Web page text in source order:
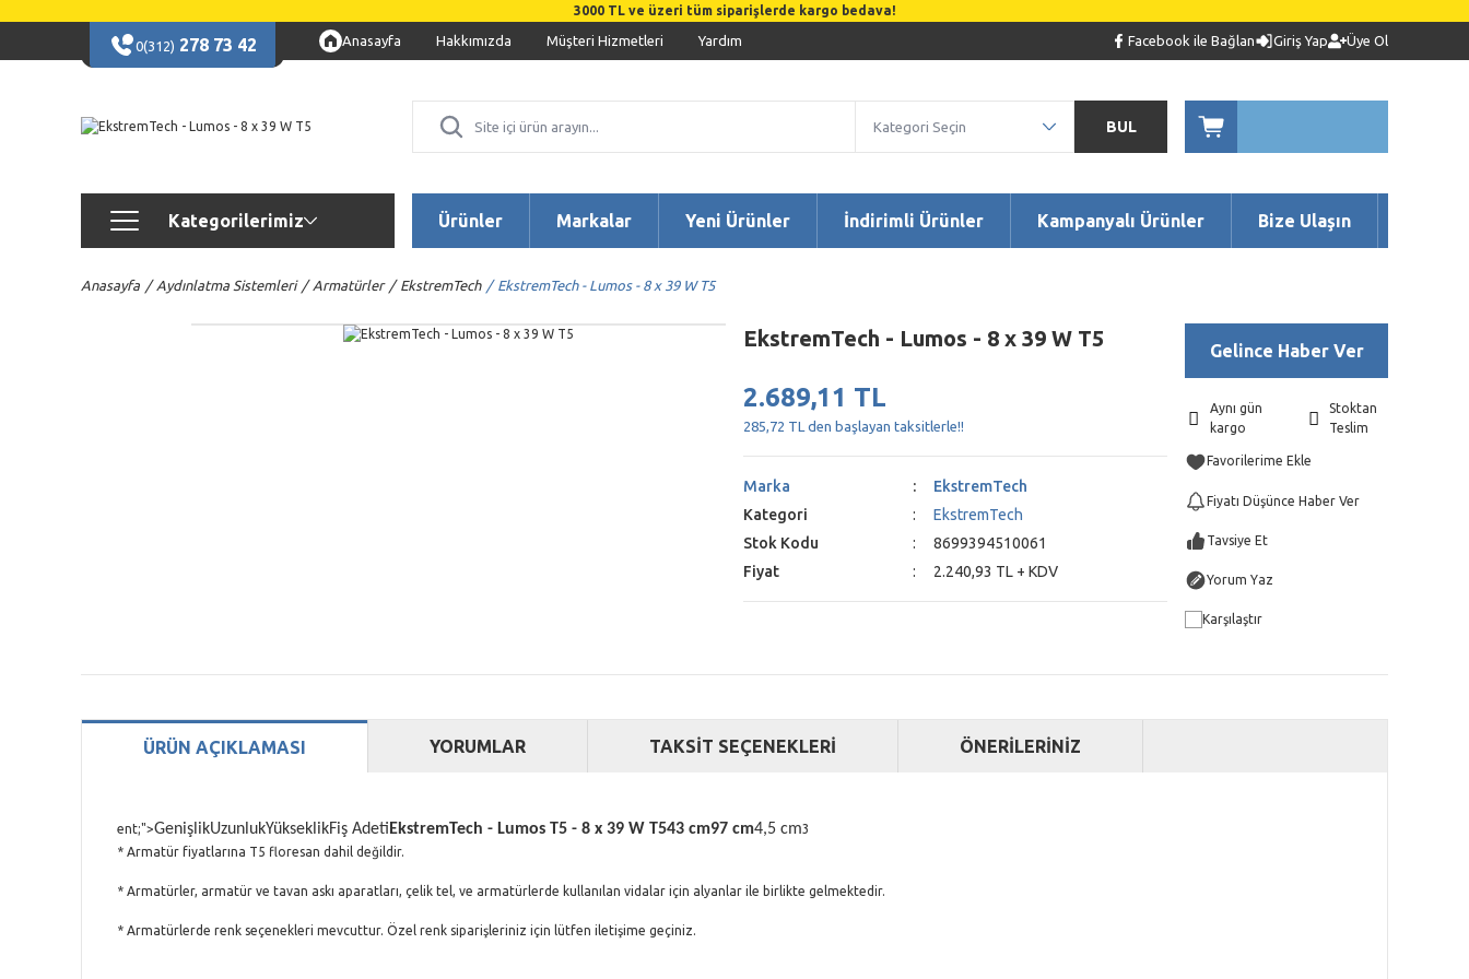
3000 TL ve üzeri tüm siparişlerde kargo bedava!
0(312) 278 73 42 Anasayfa Hakkımızda Müşteri Hizmetleri Yardım Facebook ile Bağlan Giriş Yap Üye Ol
BUL
Kategorilerimiz Ürünler Markalar Yeni Ürünler İndirimli Ürünler Kampanyalı Ürünler Bize Ulaşın
Anasayfa Aydınlatma Sistemleri Armatürler EkstremTech EkstremTech - Lumos - 8 x 39 W T5
EkstremTech - Lumos - 8 x 39 W T5
2.689,11 TL
285,72 TL den başlayan taksitlerle!!
Marka
EkstremTech
Kategori
EkstremTech
Stok Kodu
8699394510061
Fiyat
2.240,93 TL + KDV
Gelince Haber Ver
Aynı gün
kargo
Stoktan
Teslim
Fiyatı Düşünce Haber Ver
Tavsiye Et
Yorum Yaz
Karşılaştır
ÜRÜN AÇIKLAMASI YORUMLAR TAKSİT SEÇENEKLERİ ÖNERİLERİNİZ
ent;">GenişlikUzunlukYükseklikFiş Adeti EkstremTech - Lumos T5 - 8 x 39 W T543 cm97 cm4,5 cm3
* Armatür fiyatlarına T5 floresan dahil değildir.
* Armatürler, armatür ve tavan askı aparatları, çelik tel, ve armatürlerde kullanılan vidalar için alyanlar ile birlikte gelmektedir.
* Armatürlerde renk seçenekleri mevcuttur. Özel renk siparişleriniz için lütfen iletişime geçiniz.